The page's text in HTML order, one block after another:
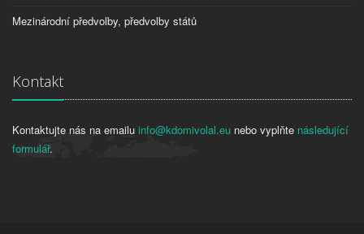
Mezinárodní předvolby, předvolby států
Kontakt
Kontaktujte nás na emailu info@kdomivolal.eu nebo vyplňte následující
formulář.